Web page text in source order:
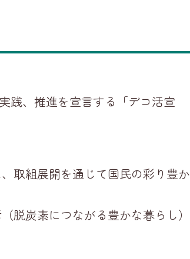
践、推進を宣言する「デコ活宣
取組展開を通じて国民の彩り豊か
脱炭素につながる豊かな暮らし）